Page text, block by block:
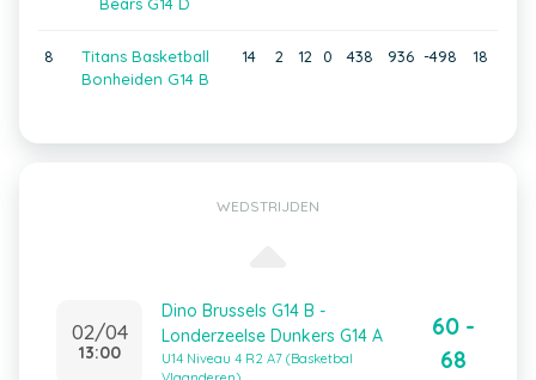
8
Titans Basketball
Bonheiden G14 B
14 2 12 0 438 936 -498 18
WEDSTRIJDEN
02/04
13:00
Dino Brussels G14 B -
Londerzeelse Dunkers G14 A
U14 Niveau 4 R2 A7 (Basketbal
60 -
68